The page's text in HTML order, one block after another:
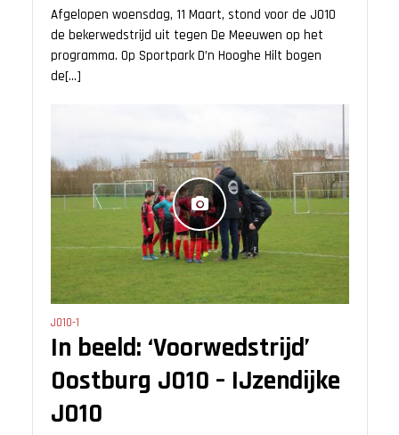
Afgelopen woensdag, 11 Maart, stond voor de JO10
de bekerwedstrijd uit tegen De Meeuwen op het
programma. Op Sportpark D’n Hooghe Hilt bogen
de[...]
JO10-1
In beeld: ‘Voorwedstrijd’
Oostburg JO10 – IJzendijke
JO10